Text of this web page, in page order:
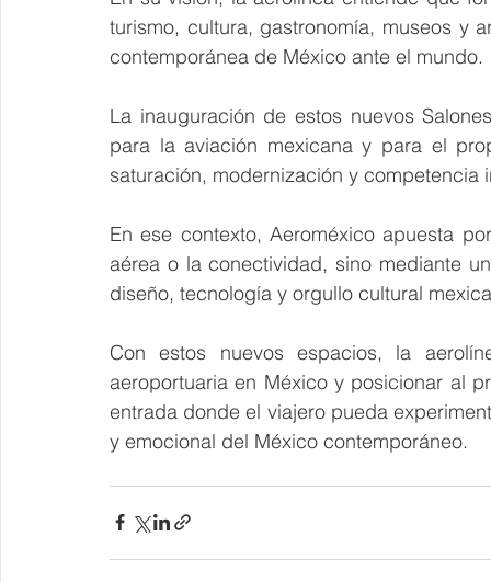
turismo, cultura, gastronomía, museos y
contemporánea de México ante el mundo.
La inauguración de estos nuevos
para la aviación mexicana y para el
saturación, modernización y competencia
En ese contexto, Aeroméxico apuesta
aérea o la conectividad, sino mediante
diseño, tecnología y orgullo cultural
Con estos nuevos espacios, la
aeroportuaria en México y posicionar al
entrada donde el viajero pueda
y emocional del México contemporáneo.